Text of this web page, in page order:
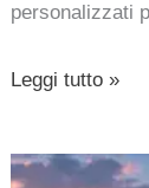
personalizzati
Leggi tutto »
Aggiornamenti